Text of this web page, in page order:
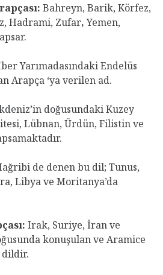
Bahreyn, Barik, Körfez,
Hadrami, Zufar,Yemen,
Yarımadasındaki Endelüs
Arapça ‘ya verilen ad.
doğusundaki Kuzey
Lübnan, Ürdün, Filistin ve
de denen bu dil; Tunus,
Libya ve Moritanya’da
Irak, Suriye, İran ve
konuşulan ve Aramice